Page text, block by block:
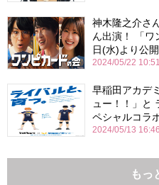
神木隆之介さ
ん出演！ 「ワ
日(水)より公開
2024/05/22
早稲田アカデ
ュー！！」と
ペシャルコラ
2024/05/13
もっ